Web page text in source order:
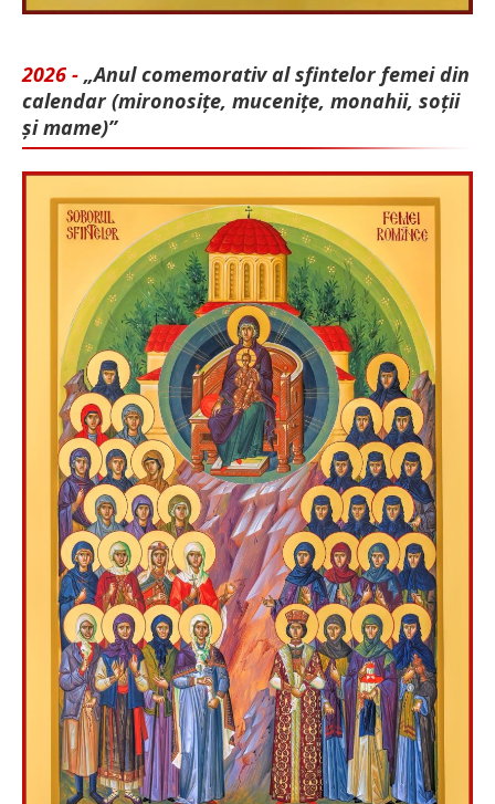
2026 - „Anul comemorativ al sfintelor femei din
calendar (mironosițe, mu­cenițe, monahii, soții
și mame)”